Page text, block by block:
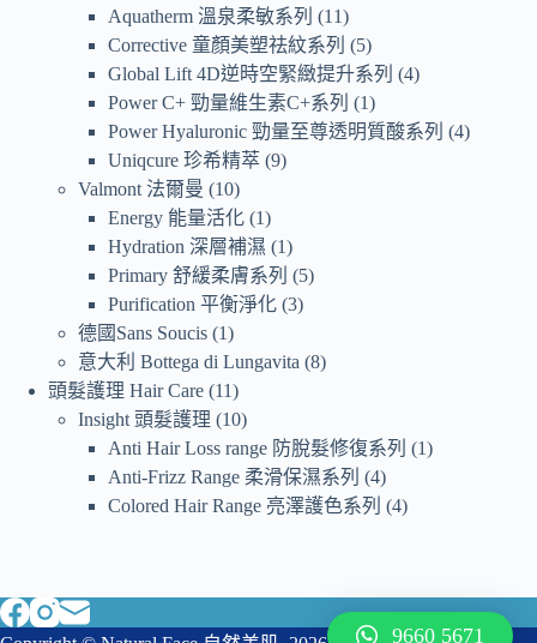
Aquatherm 溫泉柔敏系列
11
Corrective 童顏美塑祛紋系列
5
Global Lift 4D逆時空緊緻提升系列
4
Power C+ 勁量維生素C+系列
1
Power Hyaluronic 勁量至尊透明質酸系列
4
Uniqcure 珍希精萃 9
Valmont 法爾曼
10
Energy 能量活化 1
Hydration 深層補濕
1
Primary 舒緩柔膚系列
5
Purification 平衡淨化 3
德國Sans Soucis 1
意大利 Bottega di Lungavita 8
頭髮護理 Hair Care 11
Insight 頭髮護理
10
Anti Hair Loss range 防脫髮修復系列
1
Anti-Frizz Range 柔滑保濕系列
4
Colored Hair Range 亮澤護色系列
4
9660 5671